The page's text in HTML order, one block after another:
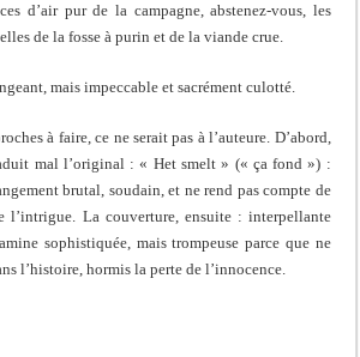
d’air pur de la campagne, abstenez-vous, les
de la fosse à purin et de la viande crue.
mais impeccable et sacrément culotté.
à faire, ce ne serait pas à l’auteure. D’abord,
mal l’original : « Het smelt » (« ça fond ») :
brutal, soudain, et ne rend pas compte de
l’intrigue. La couverture, ensuite : interpellante
sophistiquée, mais trompeuse parce que ne
l’histoire, hormis la perte de l’innocence.